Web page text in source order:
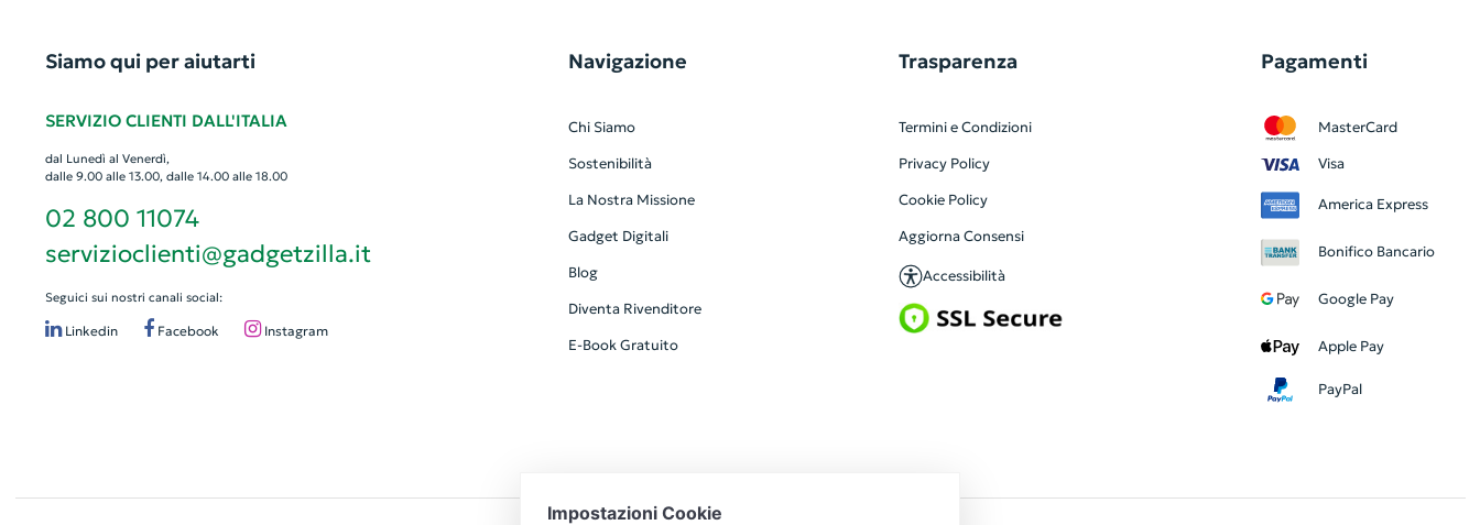
Siamo qui per aiutarti
SERVIZIO CLIENTI DALL'ITALIA
dal Lunedì al Venerdì,
dalle 9.00 alle 13.00, dalle 14.00 alle 18.00
02 800 11074
servizioclienti@gadgetzilla.it
Seguici sui nostri canali social:
Linkedin Facebook Instagram
Navigazione
Chi Siamo
Sostenibilità
La Nostra Missione
Gadget Digitali
Blog
Diventa Rivenditore
E-Book Gratuito
Trasparenza
Termini e Condizioni
Privacy Policy
Cookie Policy
Aggiorna Consensi
Accessibilità
Pagamenti
MasterCard
Visa
America Express
Bonifico Bancario
Google Pay
Apple Pay
PayPal